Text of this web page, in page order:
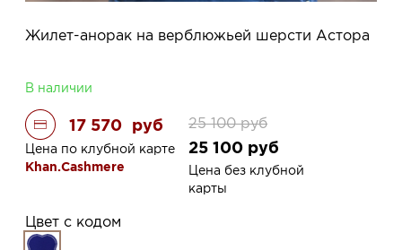
Жилет-анорак на верблюжьей шерсти Астора
В наличии
17 570 руб
Цена по клубной карте
Khan.Cashmere
25 100 руб
25 100 руб
Цена без клубной
карты
Цвет с кодом